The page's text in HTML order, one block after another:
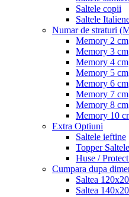
Saltele copii
Saltele
Numar de straturi
Memory 2 cm
Memory 3 cm
Memory 4 cm
Memory 5 cm
Memory 6 cm
Memory 7 cm
Memory 8 cm
Memory 10
Extra Optiuni
Saltele ieftine
Topper Saltele
Huse /
Cumpara dupa
Saltea
Saltea